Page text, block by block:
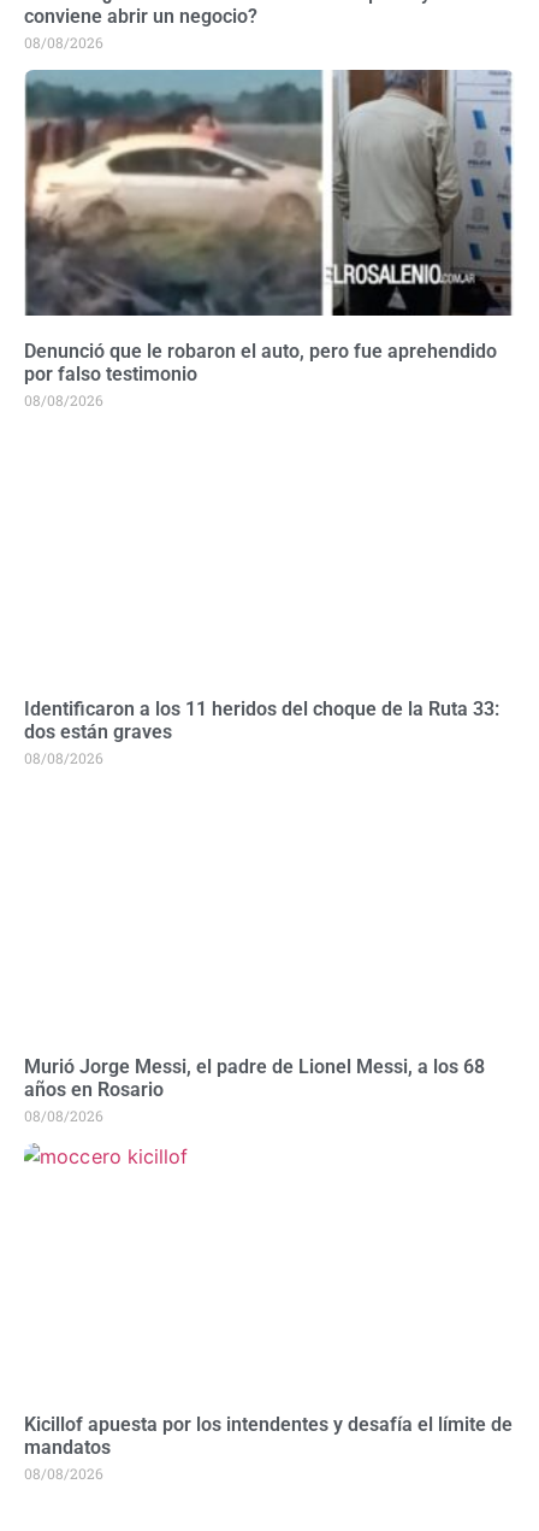
conviene abrir un negocio?
08/08/2026
Denunció que le robaron el auto, pero fue aprehendido
por falso testimonio
08/08/2026
Identificaron a los 11 heridos del choque de la Ruta 33:
dos están graves
08/08/2026
Murió Jorge Messi, el padre de Lionel Messi, a los 68
años en Rosario
08/08/2026
Kicillof apuesta por los intendentes y desafía el límite de
mandatos
08/08/2026